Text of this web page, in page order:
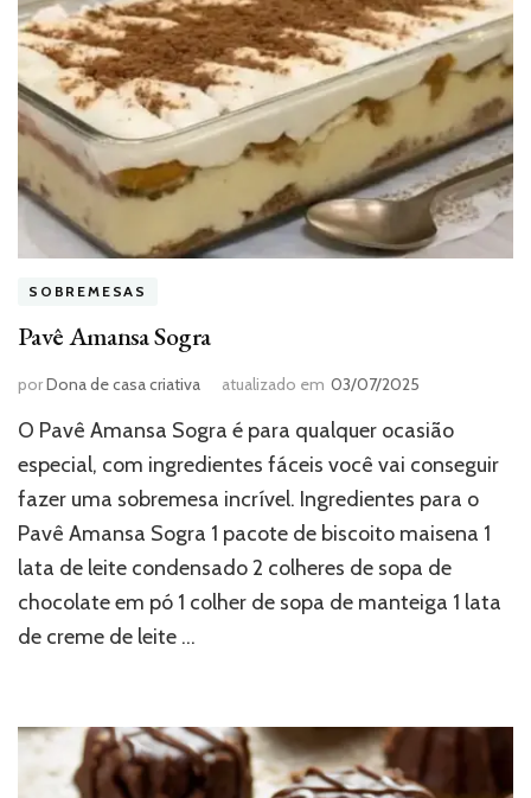
SOBREMESAS
Pavê Amansa Sogra
porDona de casa criativa atualizado em 03/07/2025
O Pavê Amansa Sogra é para qualquer ocasião
especial, com ingredientes fáceis você vai conseguir
fazer uma sobremesa incrível. Ingredientes para o
Pavê Amansa Sogra 1 pacote de biscoito maisena 1
lata de leite condensado 2 colheres de sopa de
chocolate em pó 1 colher de sopa de manteiga 1 lata
de creme de leite …